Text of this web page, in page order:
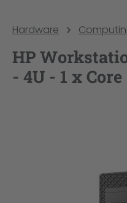
Hardware
HP
- 4U - 1 x Core
Bildergalerie